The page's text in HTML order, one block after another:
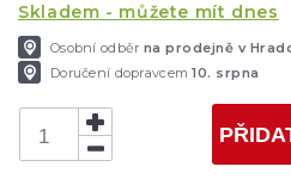
Skladem - můžete mít dnes
Osobní odběr na prodejně v
Doručení dopravcem10. srpna